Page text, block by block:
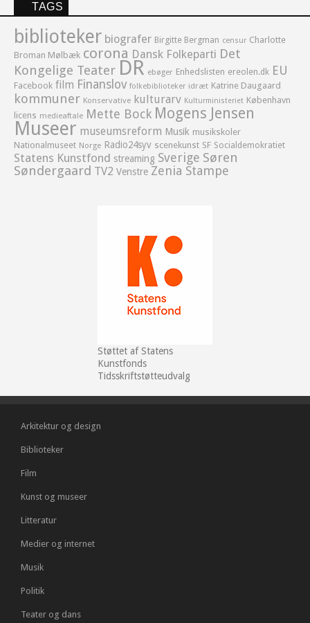
TAGS
biblioteker biografer Birgitte Bergman censur Charlotte
Broman Mølbæk corona Dansk Folkeparti Det
Kongelige Teater DR ebøger Enhedslisten ereolen.dk EU
Facebook film Finanslov folkebiblioteker idræt Katrine Daugaard
kommuner Konservative kulturarv Kulturministeriet København
licens medieaftale Mette Bock Mogens Jensen
Museer museumsreform Musik musikskoler
Nationalmuseet Norge Radio24syv scenekunst SF Socialdemokratiet
Statens Kunstfond streaming Sverige Søren
Søndergaard TV2 Venstre Zenia Stampe
Støttet af Statens
Kunstfonds
Tidsskriftstøtteudvalg
Arkitektur og design
Biblioteker
Film
Kunst og museer
Litteratur
Medier og internet
Musik
Politik
Teater og dans